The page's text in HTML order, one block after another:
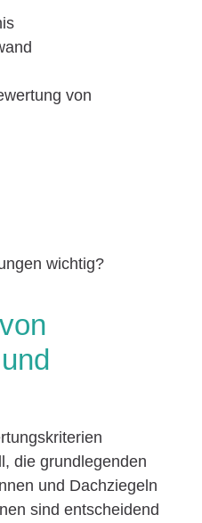
von
wichtig?
die grundlegenden
und Dachziegeln
sind entscheidend